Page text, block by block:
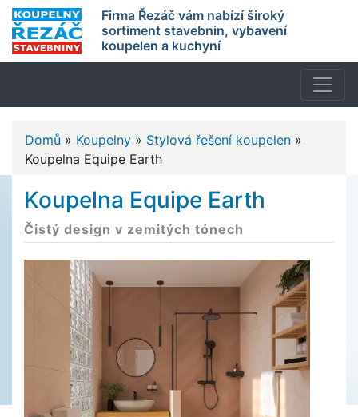
Firma Řezáč vám nabízí široký
sortiment stavebnin, vybavení
koupelen a kuchyní
Domů » Koupelny » Stylová řešení koupelen »
Koupelna Equipe Earth
Koupelna Equipe Earth
Čistý design v zemitých tónech